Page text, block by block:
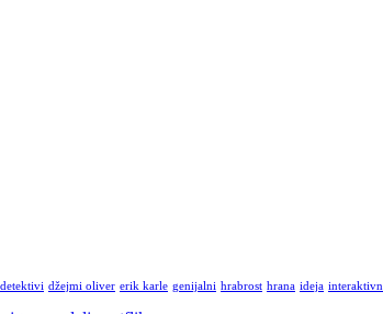
detektivi džejmi oliver erik karle genijalni hrabrost hrana ideja